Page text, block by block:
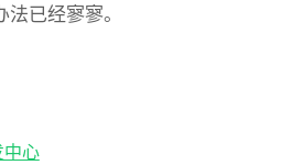
已经寥寥。
中心